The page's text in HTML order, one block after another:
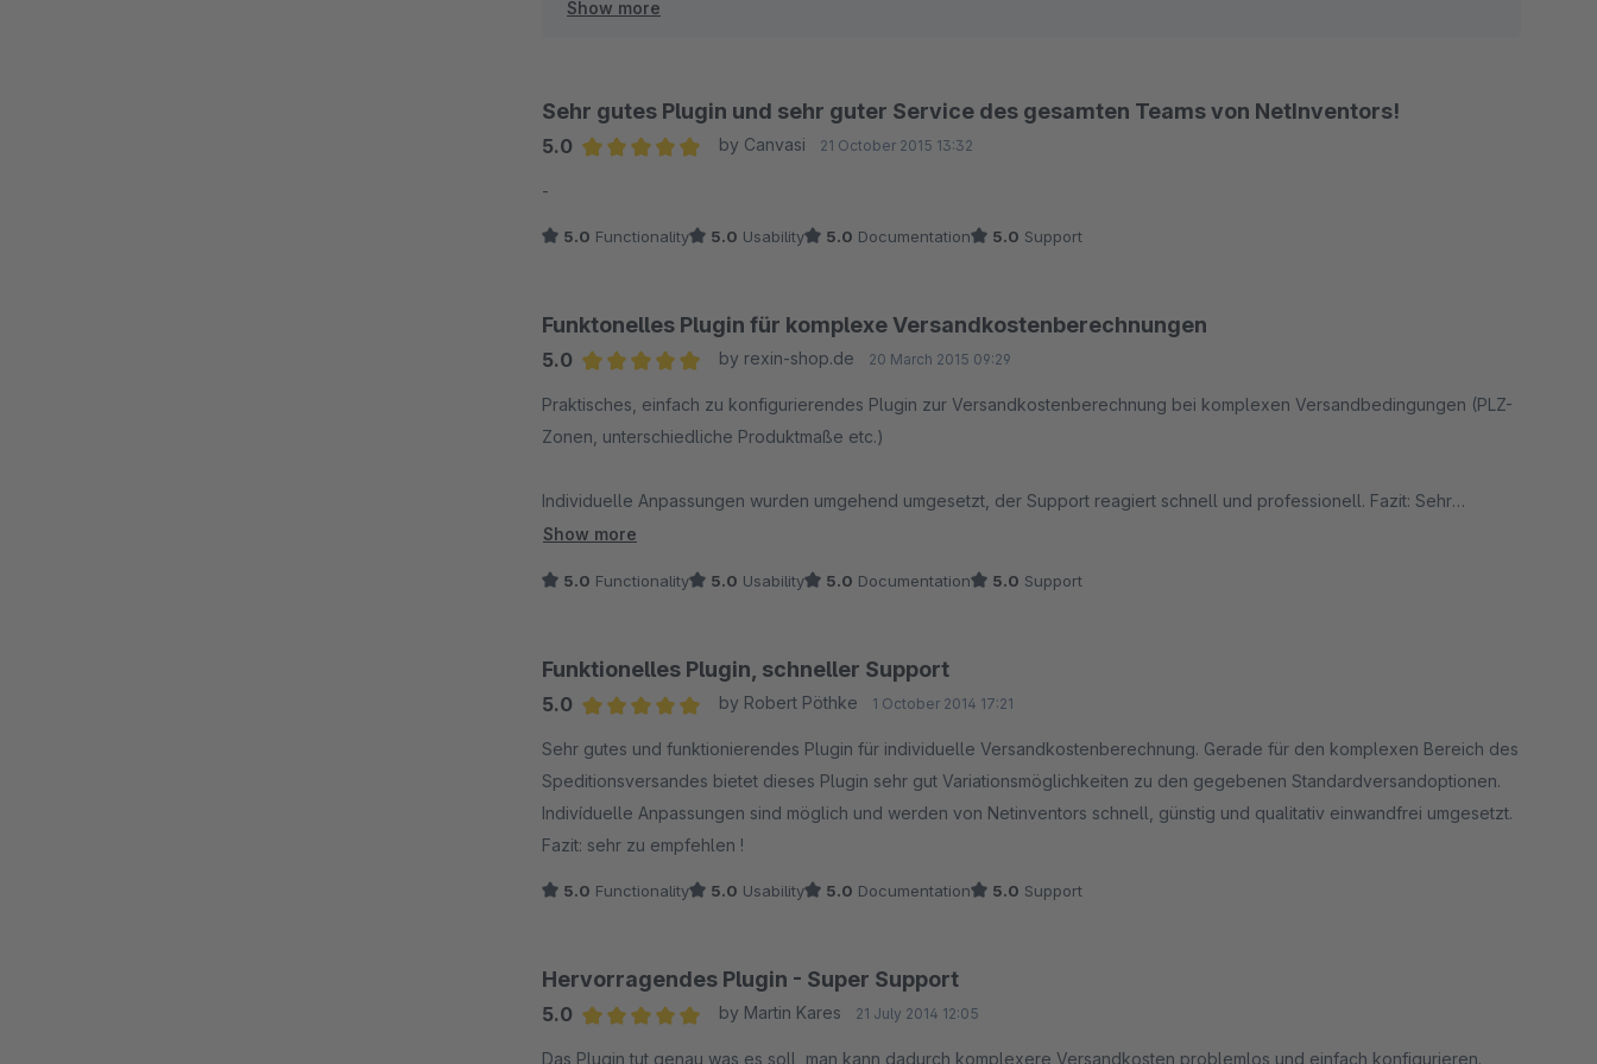
Viele Grüße
Show more
Sehr gutes Plugin und sehr guter Service des gesamten Teams von NetInventors!
5.0
by Canvasi 21 October 2015 13:32
-
5.0 Functionality 5.0 Usability 5.0 Documentation 5.0 Support
Funktonelles Plugin für komplexe Versandkostenberechnungen
5.0
by rexin-shop.de 20 March 2015 09:29
Praktisches, einfach zu konfigurierendes Plugin zur Versandkostenberechnung bei komplexen Versandbedingungen (PLZ-
Zonen, unterschiedliche Produktmaße etc.)
Individuelle Anpassungen wurden umgehend umgesetzt, der Support reagiert schnell und professionell. Fazit: Sehr
empfehlenswert.
Show more
5.0 Functionality 5.0 Usability 5.0 Documentation 5.0 Support
Funktionelles Plugin, schneller Support
5.0
by Robert Pöthke 1 October 2014 17:21
Sehr gutes und funktionierendes Plugin für individuelle Versandkostenberechnung. Gerade für den komplexen Bereich des
Speditionsversandes bietet dieses Plugin sehr gut Variationsmöglichkeiten zu den gegebenen Standardversandoptionen.
Indivíduelle Anpassungen sind möglich und werden von Netinventors schnell, günstig und qualitativ einwandfrei umgesetzt.
Fazit: sehr zu empfehlen !
5.0 Functionality 5.0 Usability 5.0 Documentation 5.0 Support
Hervorragendes Plugin - Super Support
5.0
by Martin Kares 21 July 2014 12:05
Das Plugin tut genau was es soll, man kann dadurch komplexere Versandkosten problemlos und einfach konfigurieren.